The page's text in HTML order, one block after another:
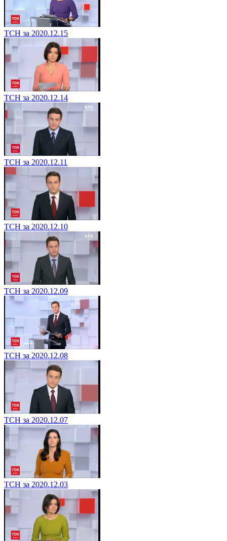
ТСН за 2020.12.15
ТСН за 2020.12.14
ТСН за 2020.12.11
ТСН за 2020.12.10
ТСН за 2020.12.09
ТСН за 2020.12.08
ТСН за 2020.12.07
ТСН за 2020.12.03